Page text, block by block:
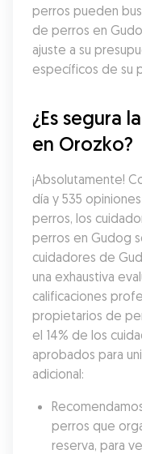
perros pueden
de perros en
ajuste a su
específicos de su
¿Es segura
en Orozko?
¡Absolutamente!
día y 535
perros, los
perros en Gudog
cuidadores de
una exhaustiva
calificaciones
propietarios de
el 14% de los
aprobados para
adicional:
perros que
reserva, para